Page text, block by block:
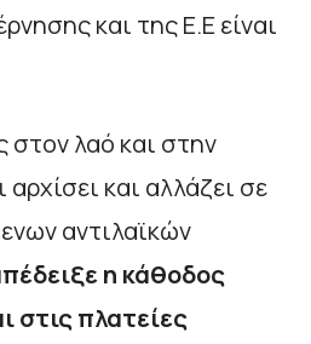
και της Ε.Ε είναι
λαό και στην
αρχίσει και αλλάζει σε
αντιλαϊκών
η κάθοδος
στις πλατείες